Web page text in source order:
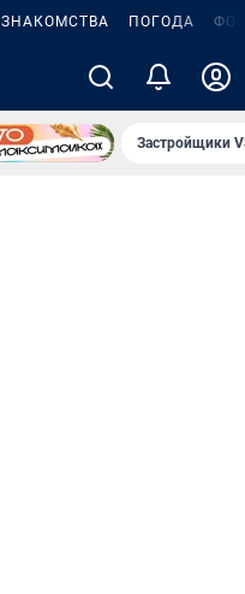
ЗНАКОМСТВА ПОГОДА
Застройщики